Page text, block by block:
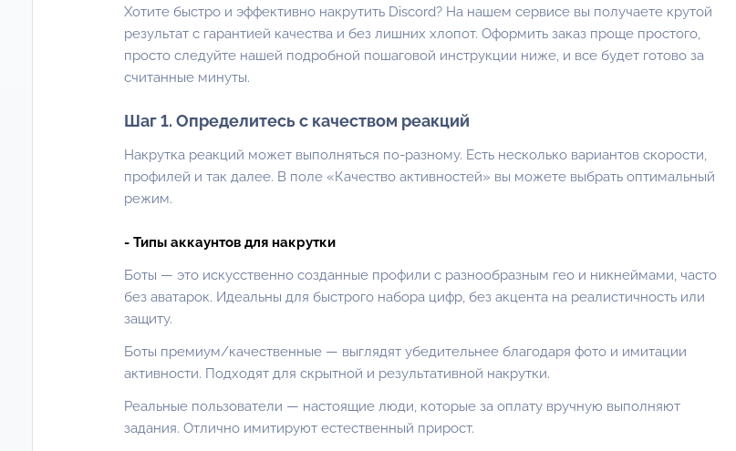
Хотите быстро и эффективно накрутить Discord? На нашем сервисе вы получаете крутой
результат с гарантией качества и без лишних хлопот. Оформить заказ проще простого,
просто следуйте нашей подробной пошаговой инструкции ниже, и все будет готово за
считанные минуты.
Шаг 1. Определитесь с качеством реакций
Накрутка реакций может выполняться по-разному. Есть несколько вариантов скорости,
профилей и так далее. В поле «Качество активностей» вы можете выбрать оптимальный
режим.
- Типы аккаунтов для накрутки
Боты — это искусственно созданные профили с разнообразным гео и никнеймами, часто
без аватарок. Идеальны для быстрого набора цифр, без акцента на реалистичность или
защиту.
Боты премиум/качественные — выглядят убедительнее благодаря фото и имитации
активности. Подходят для скрытной и результативной накрутки.
Реальные пользователи — настоящие люди, которые за оплату вручную выполняют
задания. Отлично имитируют естественный прирост.